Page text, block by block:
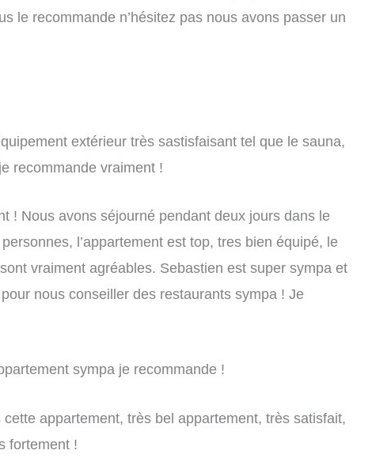
le recommande n’hésitez pas nous avons passer un
extérieur très sastisfaisant tel que le sauna,
recommande vraiment !
! Nous avons séjourné pendant deux jours dans le
l’appartement est top, tres bien équipé, le
vraiment agréables. Sebastien est super sympa et
nous conseiller des restaurants sympa ! Je
sympa je recommande !
appartement, très bel appartement, très satisfait,
fortement !